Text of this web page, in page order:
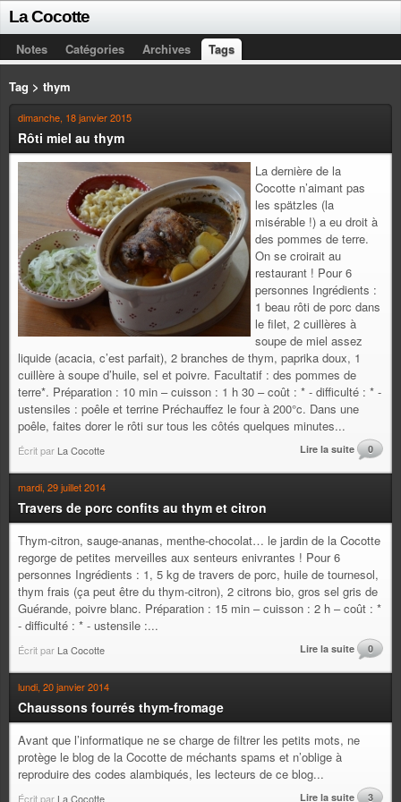
La Cocotte
Notes Catégories Archives Tags
Tag > thym
dimanche, 18 janvier 2015
Rôti miel au thym
La dernière de la
Cocotte n’aimant pas
les spätzles (la
misérable !) a eu droit à
des pommes de terre.
On se croirait au
restaurant ! Pour 6
personnes Ingrédients :
1 beau rôti de porc dans
le filet, 2 cuillères à
soupe de miel assez
liquide (acacia, c’est parfait), 2 branches de thym, paprika doux, 1
cuillère à soupe d’huile, sel et poivre. Facultatif : des pommes de
terre*. Préparation : 10 min – cuisson : 1 h 30 – coût : * - difficulté : * -
ustensiles : poêle et terrine Préchauffez le four à 200°c. Dans une
poêle, faites dorer le rôti sur tous les côtés quelques minutes...
Écrit par La Cocotte Lire la suite 0
mardi, 29 juillet 2014
Travers de porc confits au thym et citron
Thym-citron, sauge-ananas, menthe-chocolat… le jardin de la Cocotte
regorge de petites merveilles aux senteurs enivrantes ! Pour 6
personnes Ingrédients : 1, 5 kg de travers de porc, huile de tournesol,
thym frais (ça peut être du thym-citron), 2 citrons bio, gros sel gris de
Guérande, poivre blanc. Préparation : 15 min – cuisson : 2 h – coût : *
- difficulté : * - ustensile :...
Écrit par La Cocotte Lire la suite 0
lundi, 20 janvier 2014
Chaussons fourrés thym-fromage
Avant que l’informatique ne se charge de filtrer les petits mots, ne
protège le blog de la Cocotte de méchants spams et n’oblige à
reproduire des codes alambiqués, les lecteurs de ce blog...
Écrit par La Cocotte Lire la suite 3